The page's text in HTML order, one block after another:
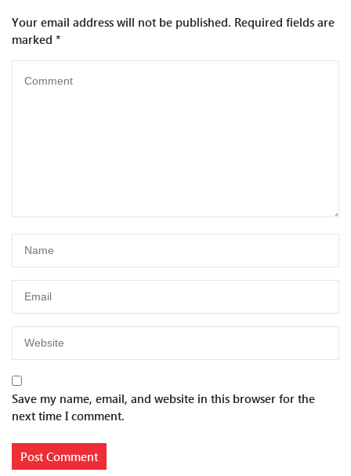
Your email address will not be published. Required fields are
marked *
Save my name, email, and website in this browser for the
next time I comment.